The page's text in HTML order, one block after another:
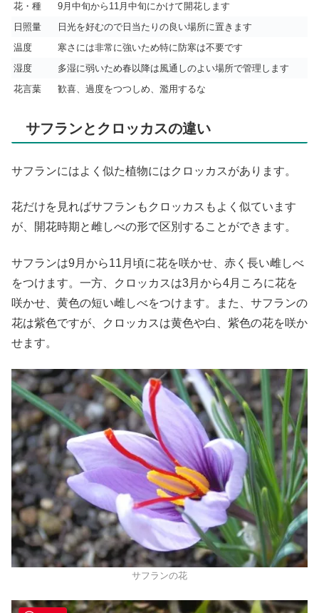
花・種
9月中旬から11月中旬にかけて開花します
日照量
日光を好むので日当たりの良い場所に置きます
温度
寒さには非常に強いため特に防寒は不要です
湿度
多湿に弱いため春以降は風通しのよい場所で管理します
花言葉
歓喜、過度をつつしめ、濫用するな
サフランとクロッカスの違い
サフランにはよく似た植物にはクロッカスがあります。
花だけを見ればサフランもクロッカスもよく似ています
が、開花時期と雌しべの形で区別することができます。
サフランは9月から11月頃に花を咲かせ、赤く長い雌しべ
をつけます。一方、クロッカスは3月から4月ころに花を
咲かせ、黄色の短い雌しべをつけます。また、サフランの
花は紫色ですが、クロッカスは黄色や白、紫色の花を咲か
せます。
サフランの花